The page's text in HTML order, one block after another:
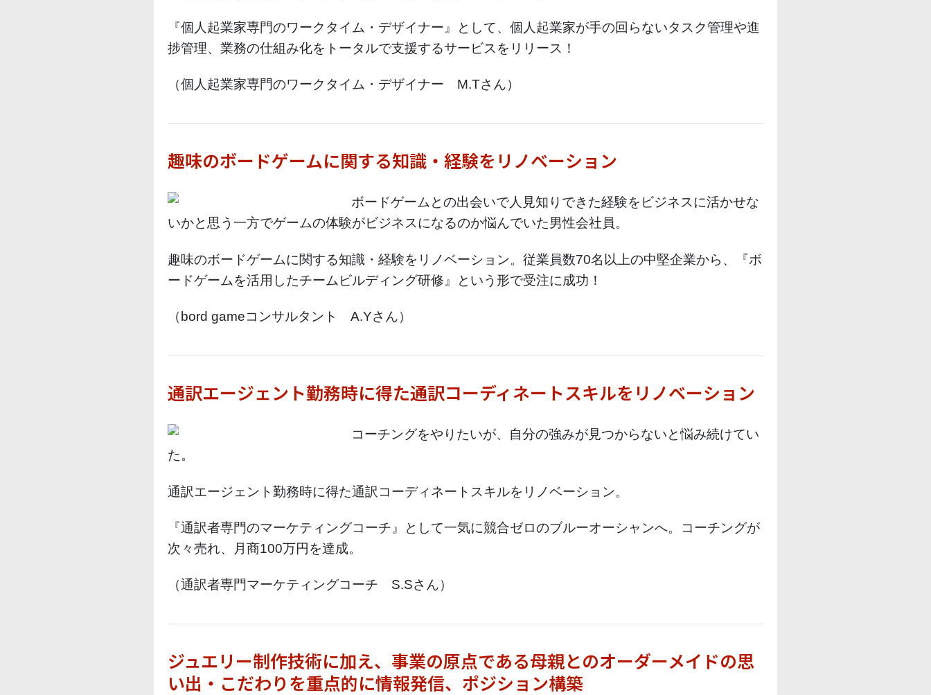
『個人起業家専門のワークタイム・デザイナー』として、個人起業家が手の回らないタスク管理や進
捗管理、業務の仕組み化をトータルで支援するサービスをリリース！
（個人起業家専門のワークタイム・デザイナー M.Tさん）
趣味のボードゲームに関する知識・経験をリノベーション
ボードゲームとの出会いで人見知りできた経験をビジネスに活かせな
いかと思う一方でゲームの体験がビジネスになるのか悩んでいた男性会社員。
趣味のボードゲームに関する知識・経験をリノベーション。従業員数70名以上の中堅企業から、『ボ
ードゲームを活用したチームビルディング研修』という形で受注に成功！
（bord gameコンサルタント A.Yさん）
通訳エージェント勤務時に得た通訳コーディネートスキルをリノベーション
コーチングをやりたいが、自分の強みが見つからないと悩み続けてい
た。
通訳エージェント勤務時に得た通訳コーディネートスキルをリノベーション。
『通訳者専門のマーケティングコーチ』として一気に競合ゼロのブルーオーシャンへ。コーチングが
次々売れ、月商100万円を達成。
（通訳者専門マーケティングコーチ S.Sさん）
ジュエリー制作技術に加え、事業の原点である母親とのオーダーメイドの思
い出・こだわりを重点的に情報発信、ポジション構築